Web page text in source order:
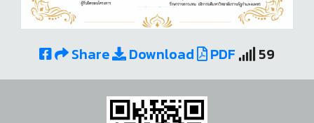
Share Download PDF 59